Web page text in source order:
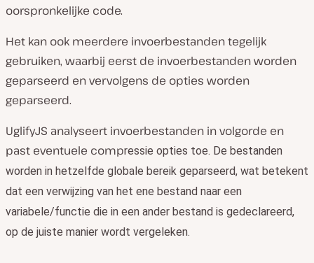
oorspronkelijke code.
Het kan ook meerdere invoerbestanden tegelijk
gebruiken, waarbij eerst de invoerbestanden worden
geparseerd en vervolgens de opties worden
geparseerd.
UglifyJS analyseert invoerbestanden in volgorde en
past eventuele compressie opties toe. De bestanden
worden in hetzelfde globale bereik geparseerd, wat betekent
dat een verwijzing van het ene bestand naar een
variabele/functie die in een ander bestand is gedeclareerd,
op de juiste manier wordt vergeleken.